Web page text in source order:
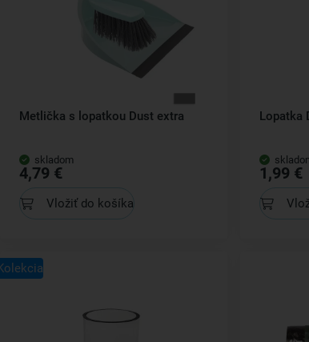
Metlička s lopatkou Dust extra
skladom
4,79 €
Vložiť do košíka
Lopatka
1,99 €